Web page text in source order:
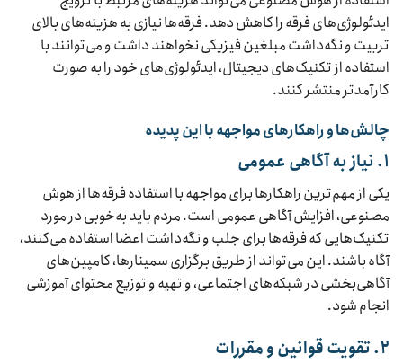
ایدئولوژی‌های فرقه را کاهش دهد. فرقه‌ها نیازی به هزینه‌های بالای
تربیت و نگه‌داشت مبلغین فیزیکی نخواهند داشت و می‌توانند با
استفاده از تکنیک‌های دیجیتال، ایدئولوژی‌های خود را به صورت
کارآمد‌تر منتشر کنند.
چالش‌ها و راهکارهای مواجهه با این پدیده
۱. نیاز به آگاهی عمومی
یکی از مهم‌ترین راهکارها برای مواجهه با استفاده فرقه‌ها از هوش
مصنوعی، افزایش آگاهی عمومی است. مردم باید به‌خوبی در مورد
تکنیک‌هایی که فرقه‌ها برای جلب و نگه‌داشت اعضا استفاده می‌کنند،
آگاه باشند. این می‌تواند از طریق برگزاری سمینارها، کامپین‌های
آگاهی‌بخشی در شبکه‌های اجتماعی، و تهیه و توزیع محتوای آموزشی
انجام شود.
۲. تقویت قوانین و مقررات